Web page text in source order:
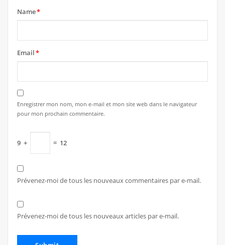
Name*
Email*
Enregistrer mon nom, mon e-mail et mon site web dans le navigateur
pour mon prochain commentaire.
9 + = 12
Prévenez-moi de tous les nouveaux commentaires par e-mail.
Prévenez-moi de tous les nouveaux articles par e-mail.